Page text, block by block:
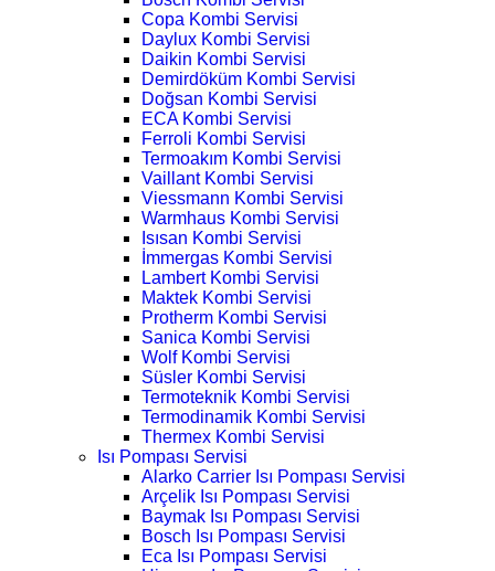
Copa Kombi Servisi
Daylux Kombi Servisi
Daikin Kombi Servisi
Demirdöküm Kombi Servisi
Doğsan Kombi Servisi
ECA Kombi Servisi
Ferroli Kombi Servisi
Termoakım Kombi Servisi
Vaillant Kombi Servisi
Viessmann Kombi Servisi
Warmhaus Kombi Servisi
Isısan Kombi Servisi
İmmergas Kombi Servisi
Lambert Kombi Servisi
Maktek Kombi Servisi
Protherm Kombi Servisi
Sanica Kombi Servisi
Wolf Kombi Servisi
Süsler Kombi Servisi
Termoteknik Kombi Servisi
Termodinamik Kombi Servisi
Thermex Kombi Servisi
Isı Pompası Servisi
Alarko Carrier Isı Pompası Servisi
Arçelik Isı Pompası Servisi
Baymak Isı Pompası Servisi
Bosch Isı Pompası Servisi
Eca Isı Pompası Servisi